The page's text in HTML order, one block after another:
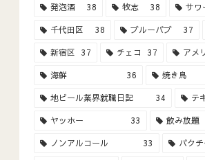
発泡酒 38 牧志 38 サワ
千代田区 38 ブルーパブ 37
新宿区 37 チェコ 37 アメ
海鮮 36 焼き鳥
地ビール業界就職日記 34 テ
ヤッホー 33 飲み放題
ノンアルコール 33 パクチ